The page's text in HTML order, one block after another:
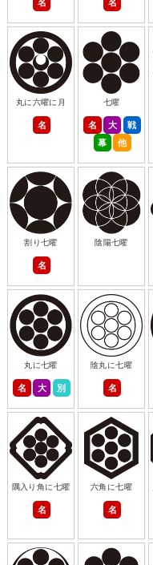
丸に六曜に月
名
七曜
名 大
戦
幕
他
割り七曜
名
陰陽七曜
丸に七曜
名 大 別
陰丸に七曜
名
隅入り角に七曜
名
六角に七曜
名